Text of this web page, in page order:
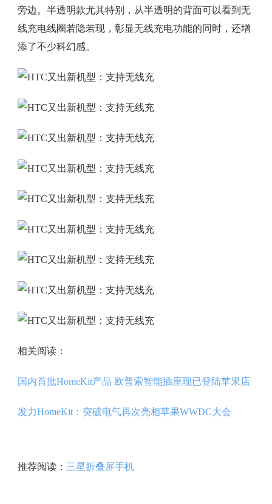
旁边。半透明款尤其特别，从半透明的背面可以看到无
线充电线圈若隐若现，彰显无线充电功能的同时，还增
添了不少科幻感。
相关阅读：
国内首批HomeKit产品 欧普索智能插座现已登陆苹果店
发力HomeKit：突破电气再次亮相苹果WWDC大会
推荐阅读： 三星折叠屏手机